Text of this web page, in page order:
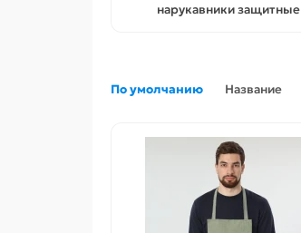
нарукавники защитные
По умолчанию Название